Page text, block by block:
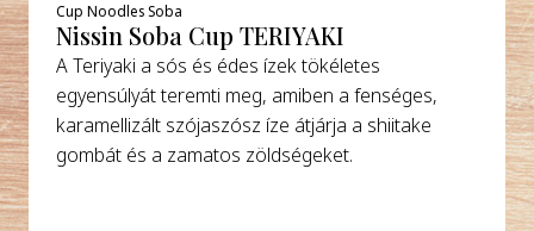
Cup Noodles Soba
Nissin Soba Cup TERIYAKI
A Teriyaki a sós és édes ízek tökéletes
egyensúlyát teremti meg, amiben a fenséges,
karamellizált szójaszósz íze átjárja a shiitake
gombát és a zamatos zöldségeket.